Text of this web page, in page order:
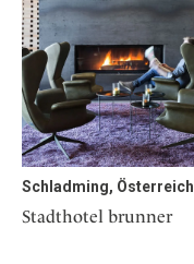
Schladming, Österreich
Stadthotel brunner